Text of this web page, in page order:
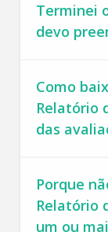
Terminei
devo
Como
Relatório
das
Porque
Relatório
um ou